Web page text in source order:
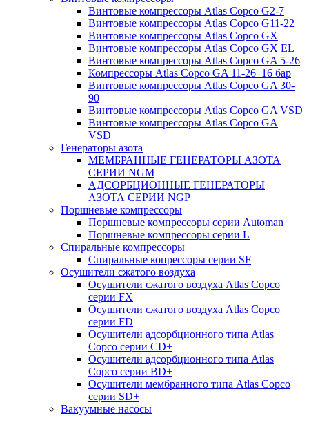
Винтовые компрессоры Atlas Copco G2-7
Винтовые компрессоры Atlas Copco G11-22
Винтовые компрессоры Atlas Copco GX
Винтовые компрессоры Atlas Copco GX EL
Винтовые компрессоры Atlas Copco GA 5-26
Компрессоры Atlas Copco GA 11-26_16 бар
Винтовые компрессоры Atlas Copco GA 30-
90
Винтовые компрессоры Atlas Copco GA VSD
Винтовые компрессоры Atlas Copco GA
VSD+
Генераторы азота
МЕМБРАННЫЕ ГЕНЕРАТОРЫ АЗОТА
СЕРИИ NGM
АДСОРБЦИОННЫЕ ГЕНЕРАТОРЫ
АЗОТА СЕРИИ NGP
Поршневые компрессоры
Поршневые компрессоры серии Automan
Поршневые компрессоры серии L
Спиральные компрессоры
Спиральные копрессоры серии SF
Осушители сжатого воздуха
Осушители сжатого воздуха Atlas Copco
серии FX
Осушители сжатого воздуха Atlas Copco
серии FD
Осушители адсорбционного типа Atlas
Copco серии СD+
Осушители адсорбционного типа Atlas
Copco серии BD+
Осушители мембранного типа Atlas Copco
серии SD+
Вакуумные насосы